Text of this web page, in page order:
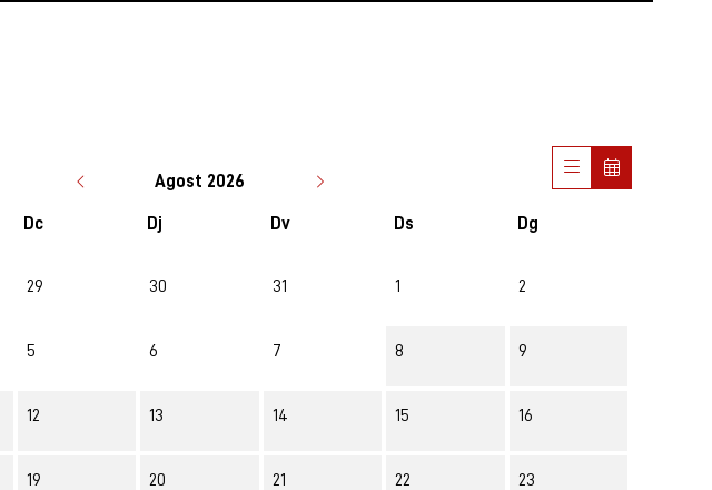
Agost 2026
Dc Dj Dv Ds Dg
29 30 31 1 2
5 6 7 8 9
12 13 14 15 16
19 20 21 22 23